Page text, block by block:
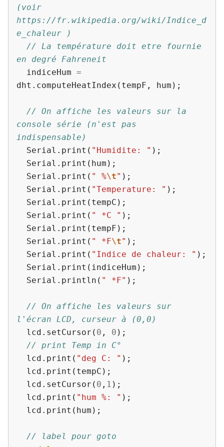
(voir
https://fr.wikipedia.org/wiki/Indice_d
e_chaleur )
// La température doit etre fournie
en degré Fahreneit
indiceHum =
dht . computeHeatIndex ( tempF , hum );
// On affiche les valeurs sur la
console série (n'est pas
indispensable)
Serial . print ( "Humidite: " );
Serial . print ( hum );
Serial . print ( " %\t" );
Serial . print ( "Temperature: " );
Serial . print ( tempC );
Serial . print ( " *C " );
Serial . print ( tempF );
Serial . print ( " *F\t" );
Serial . print ( "Indice de chaleur: " );
Serial . print ( indiceHum );
Serial . println ( " *F" );
// On affiche les valeurs sur
l'écran LCD, curseur à (0,0)
lcd . setCursor ( 0 , 0 );
// print Temp in C°
lcd . print ( "deg C: " );
lcd . print ( tempC );
lcd . setCursor ( 0 , 1 );
lcd . print ( "hum %: " );
lcd . print ( hum );
// label pour goto